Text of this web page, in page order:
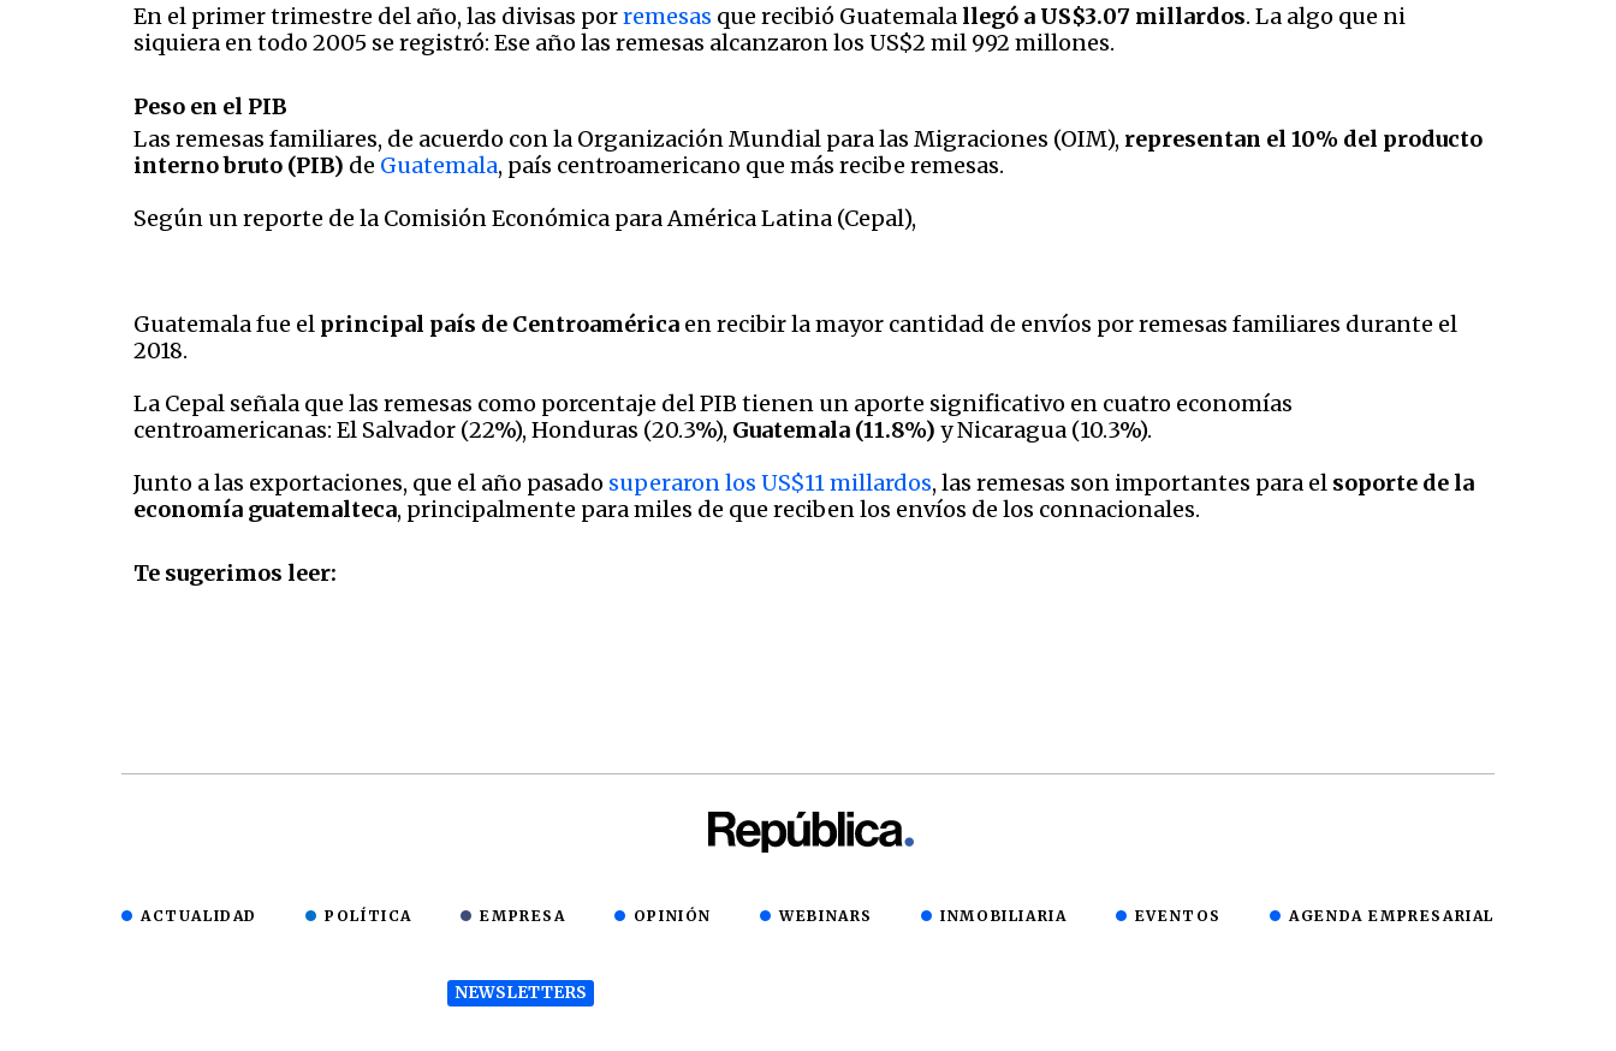
En el primer trimestre del año, las divisas porremesas que recibió Guatemala llegó a US$3.07 millardos. La algo que ni
siquiera en todo 2005 se registró: Ese año las remesas alcanzaron los US$2 mil 992 millones.
Peso en el PIB
Las remesas familiares, de acuerdo con la Organización Mundial para las Migraciones (OIM), representan el 10% del producto
interno bruto (PIB) de Guatemala, país centroamericano que más recibe remesas.
Según un reporte de la Comisión Económica para América Latina (Cepal),
Guatemala fue el principal país de Centroamérica en recibir la mayor cantidad de envíos por remesas familiares durante el
2018.
La Cepal señala que las remesas como porcentaje del PIB tienen un aporte significativo en cuatro economías
centroamericanas: El Salvador (22%), Honduras (20.3%), Guatemala (11.8%) y Nicaragua (10.3%).
Junto a las exportaciones, que el año pasado superaron los US$11 millardos, las remesas son importantes para el soporte de la
economía guatemalteca, principalmente para miles de que reciben los envíos de los connacionales.
Te sugerimos leer:
ACTUALIDAD POLÍTICA EMPRESA OPINIÓN WEBINARS INMOBILIARIA EVENTOS AGENDA EMPRESARIAL
NEWSLETTERS